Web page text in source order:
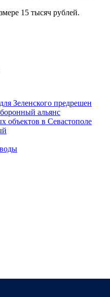
15 тысяч рублей.
Зеленского предрешен
альянс
объектов в Севастополе